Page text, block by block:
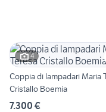
4
Coppia di lampadari Maria
Cristallo Boemia
7.300 €